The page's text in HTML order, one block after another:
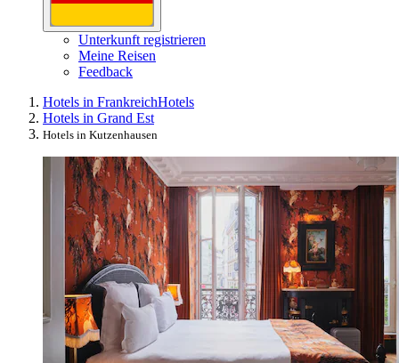
Unterkunft registrieren
Meine Reisen
Feedback
Hotels in FrankreichHotels
Hotels in Grand Est
Hotels in Kutzenhausen